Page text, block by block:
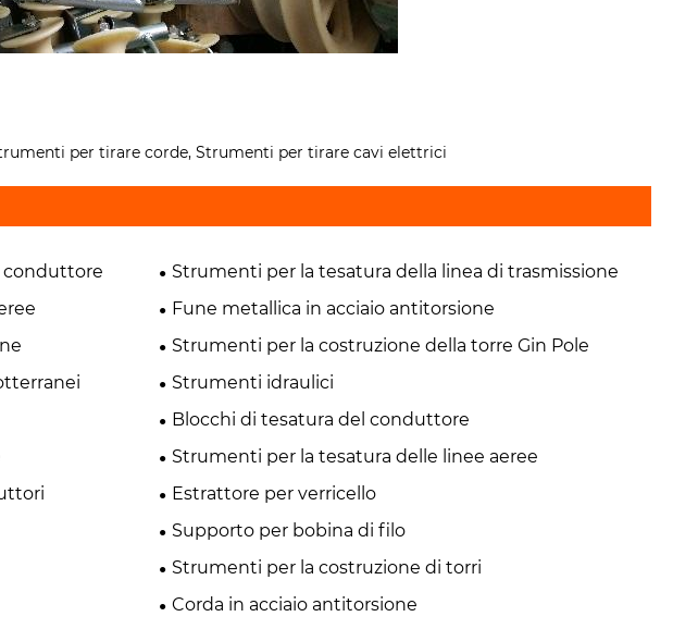
per tirare corde, Strumenti per tirare cavi elettrici
conduttore
Strumenti per la tesatura della linea di trasmissione
Fune metallica in acciaio antitorsione
Strumenti per la costruzione della torre Gin Pole
Strumenti idraulici
Blocchi di tesatura del conduttore
Strumenti per la tesatura delle linee aeree
Estrattore per verricello
Supporto per bobina di filo
Strumenti per la costruzione di torri
Corda in acciaio antitorsione